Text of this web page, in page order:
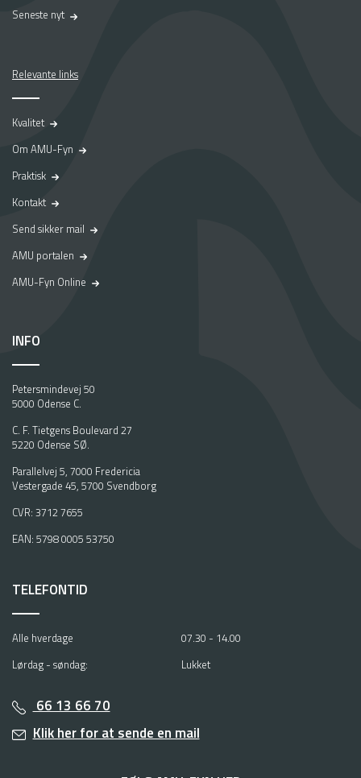
Seneste nyt
Relevante links
Kvalitet
Om AMU-Fyn
Praktisk
Kontakt
Send sikker mail
AMU portalen
AMU-Fyn Online
INFO
Petersmindevej 50
5000 Odense C.
C. F. Tietgens Boulevard 27
5220 Odense SØ.
Parallelvej 5, 7000 Fredericia
Vestergade 45, 5700 Svendborg
CVR: 3712 7655
EAN: 5798 0005 53750
TELEFONTID
Alle hverdage
07.30 - 14.00
Lørdag - søndag:
Lukket
66 13 66 70
Klik her for at sende en mail